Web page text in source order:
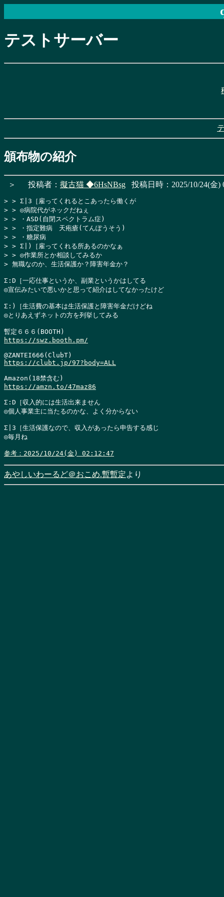
テストサーバー
頒布物の紹介
＞ 投稿者： 擬古猫 ◆6HsNBsg 投稿日時：2025/10/24(金)
> > Σ|3［雇ってくれるとこあったら働くが
> > ◎病院代がネックだねぇ
> > ・ASD(自閉スペクトラム症)
> > ・指定難病　天疱瘡(てんぽうそう)
> > ・糖尿病
> > Σ|)［雇ってくれる所あるのかなぁ
> > ◎作業所とか相談してみるか
> 無職なのか、生活保護か？障害年金か？
Σ:D［一応仕事というか、副業というかはしてる
◎宣伝みたいで悪いかと思って紹介はしてなかったけど
Σ:)［生活費の基本は生活保護と障害年金だけどね
◎とりあえずネットの方を列挙してみる
https://swz.booth.pm/
https://clubt.jp/97?body=ALL
https://amzn.to/47maz86
Σ:D［収入的には生活出来ません
◎個人事業主に当たるのかな、よく分からない
Σ|3［生活保護なので、収入があったら申告する感じ
◎毎月ね
参考：2025/10/24(金) 02:12:47
あやしいわーるど＠おこめ.暫暫定より